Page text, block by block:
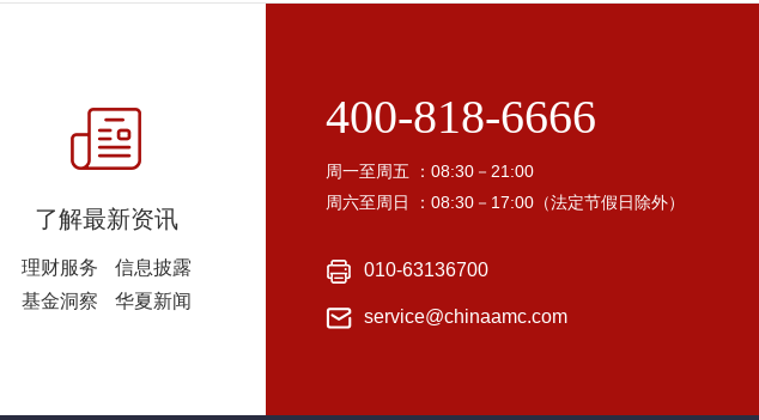
了解最新资讯
理财服务
信息披露
基金洞察
华夏新闻
400-818-6666
周一至周五 ：08:30－21:00
周六至周日 ：08:30－17:00（法定节假日除外）
010-63136700
service@chinaamc.com